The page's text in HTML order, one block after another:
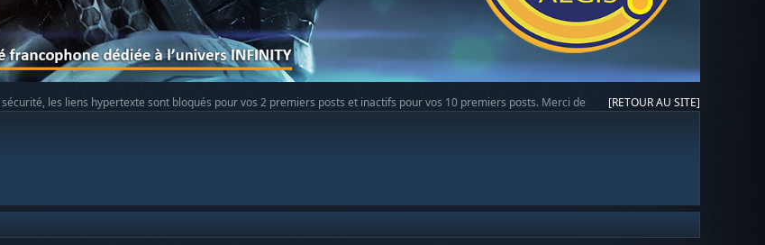
[RETOUR AU SITE]
les liens hypertexte sont bloqués pour vos 2 premiers posts et inactifs pour vos 10 premiers posts. Merci de